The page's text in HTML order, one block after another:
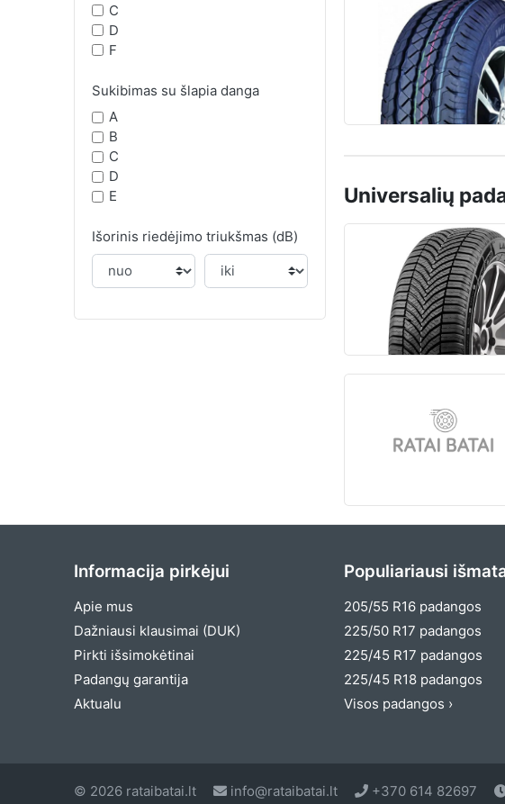
C
D
F
Sukibimas su šlapia danga
A
B
C
D
E
Išorinis riedėjimo triukšmas (dB)
Universalių
Informacija pirkėjui
Apie mus
Dažniausi klausimai (DUK)
Pirkti išsimokėtinai
Padangų garantija
Aktualu
Populiariausi
205/55 R16 padangos
225/50 R17 padangos
225/45 R17 padangos
225/45 R18 padangos
Visos padangos ›
© 2026 rataibatai.lt info@rataibatai.lt +370 614 82697